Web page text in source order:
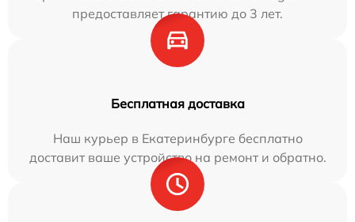
предоставляет гарантию до 3 лет.
Бесплатная доставка
Наш курьер в Екатеринбурге бесплатно
доставит ваше устройство на ремонт и обратно.